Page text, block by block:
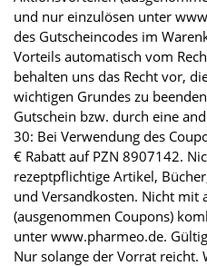
und nur einzulösen unter
des Gutscheincodes im
Vorteils automatisch vom
behalten uns das Recht vor,
wichtigen Grundes zu
Gutschein bzw. durch eine
30: Bei Verwendung des
€ Rabatt auf PZN 8907142.
rezeptpflichtige Artikel,
und Versandkosten. Nicht mit
(ausgenommen Coupons)
unter www.pharmeo.de.
Nur solange der Vorrat reicht.